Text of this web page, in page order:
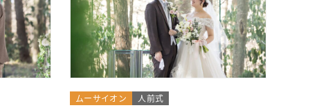
ムーサイオン
人前式